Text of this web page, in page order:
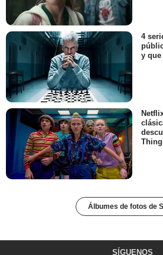
4
y que
Álbumes de fotos de
SÍGUENOS